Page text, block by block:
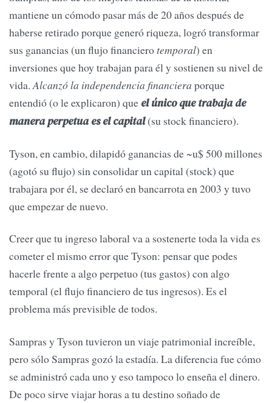
mantiene un cómodo pasar más de 20 años después de
haberse retirado porque generó riqueza, logró transformar
sus ganancias (un flujo financierotemporal) en
inversiones que hoy trabajan para él y sostienen su nivel de
vida.Alcanzó la independencia financiera porque
entendió (o le explicaron) que el único que trabaja de
manera perpetua es el capital(su stock financiero).
Tyson, en cambio, dilapidó ganancias de ~u$ 500 millones
(agotó su flujo) sin consolidar un capital (stock) que
trabajara por él, se declaró en bancarrota en 2003 y tuvo
que empezar de nuevo.
Creer que tu ingreso laboral va a sostenerte toda la vida es
cometer el mismo error que Tyson: pensar que podes
hacerle frente a algo perpetuo (tus gastos) con algo
temporal (el flujo financiero de tus ingresos). Es el
problema más previsible de todos.
Sampras y Tyson tuvieron un viaje patrimonial increíble,
pero sólo Sampras gozó la estadía. La diferencia fue cómo
se administró cada uno y eso tampoco lo enseña el dinero.
De poco sirve viajar horas a tu destino soñado de